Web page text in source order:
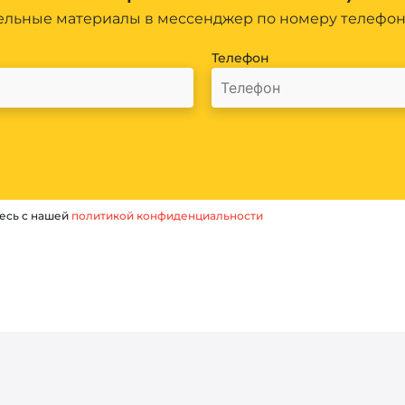
материалы в мессенджер по номеру
Телефон
с нашей политикой конфиденциальности